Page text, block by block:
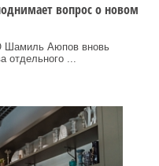
вопрос о новом
Шамиль Аюпов вновь
отдельного ...